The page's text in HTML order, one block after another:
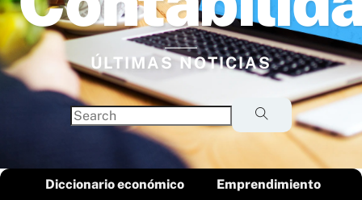
ÚLTIMAS NOTICIAS
Diccionario económico Emprendimiento